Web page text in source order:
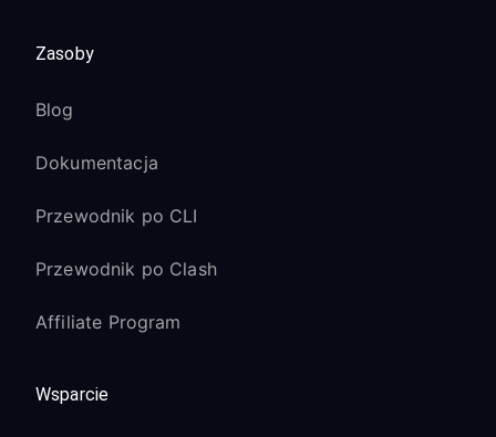
Zasoby
Blog
Dokumentacja
Przewodnik po CLI
Przewodnik po Clash
Affiliate Program
Wsparcie